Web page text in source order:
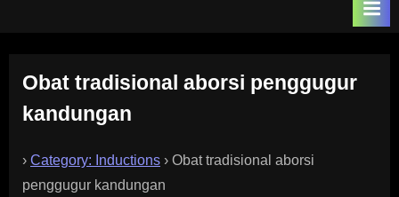
Obat tradisional aborsi penggugur
kandungan
› Category: Inductions › Obat tradisional aborsi
penggugur kandungan